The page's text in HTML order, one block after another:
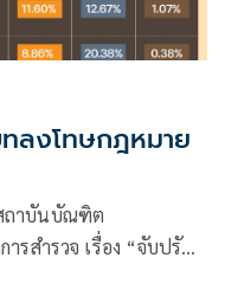
ลงโทษกฎหมาย
ถาบันบัณฑิต
รสำรวจ เรื่อง “จับปรับ